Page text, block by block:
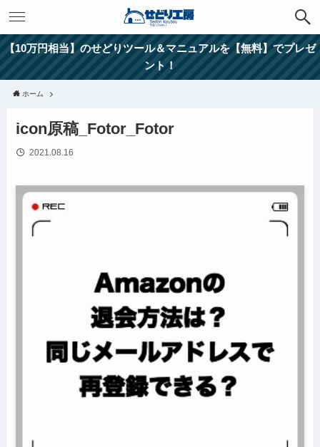
【10万円相当】のせどりツール＆マニュアルを【無料】でプレゼ
ント！
ホーム
icon原稿_Fotor_Fotor
2021.08.16